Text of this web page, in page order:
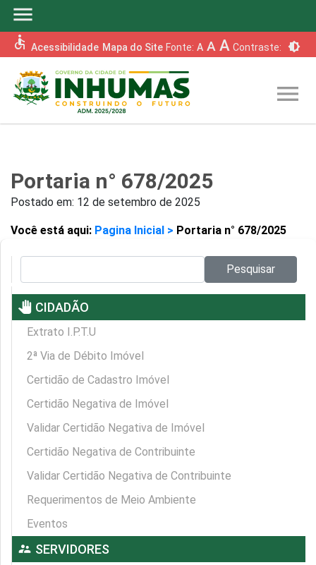
menu
accessible Acessibilidade Mapa do Site Fonte: A A A Contraste: brightness_6
menu
Portaria n° 678/2025
Postado em: 12 de setembro de 2025
Você está aqui: Pagina Inicial > Portaria n° 678/2025
Pesquisar
pan_tool CIDADÃO
Extrato I.P.T.U
2ª Via de Débito Imóvel
Certidão de Cadastro Imóvel
Certidão Negativa de Imóvel
Validar Certidão Negativa de Imóvel
Certidão Negativa de Contribuinte
Validar Certidão Negativa de Contribuinte
Requerimentos de Meio Ambiente
Eventos
supervisor_account SERVIDORES